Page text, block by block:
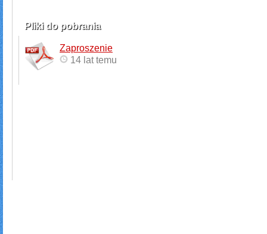
Pliki do pobrania
Zaproszenie
14 lat temu